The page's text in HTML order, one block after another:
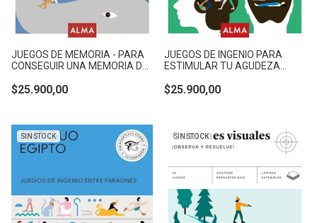
JUEGOS DE MEMORIA - PARA
CONSEGUIR UNA MEMORIA DE
$25.900,00
JUEGOS DE INGENIO PARA
ESTIMULAR TU AGUDEZA
$25.900,00
SIN STOCK SIN STOCK